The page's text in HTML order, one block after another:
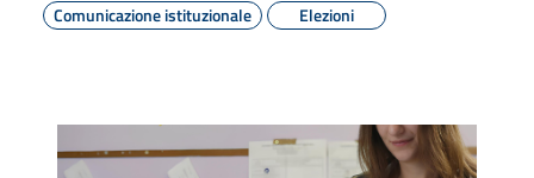
Comunicazione istituzionale
Elezioni